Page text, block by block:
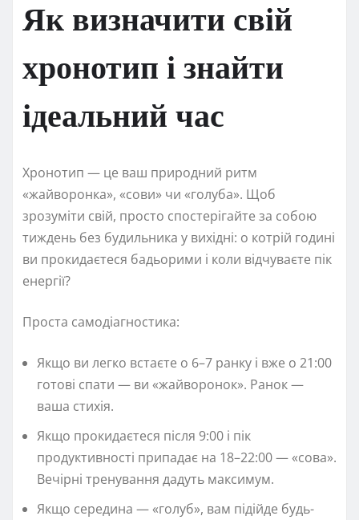
Як визначити свій
хронотип і знайти
ідеальний час
Хронотип — це ваш природний ритм
«жайворонка», «сови» чи «голуба». Щоб
зрозуміти свій, просто спостерігайте за собою
тиждень без будильника у вихідні: о котрій годині
ви прокидаєтеся бадьорими і коли відчуваєте пік
енергії?
Проста самодіагностика:
Якщо ви легко встаєте о 6–7 ранку і вже о 21:00
готові спати — ви «жайворонок». Ранок —
ваша стихія.
Якщо прокидаєтеся після 9:00 і пік
продуктивності припадає на 18–22:00 — «сова».
Вечірні тренування дадуть максимум.
Якщо середина — «голуб», вам підійде будь-